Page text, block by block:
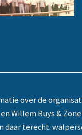
over de
Willem Ruys &
daar terecht: